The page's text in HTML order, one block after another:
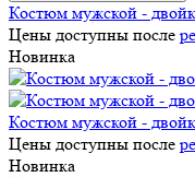
Костюм мужской -
Цены доступны после
Новинка
Костюм мужской -
Цены доступны после
Новинка